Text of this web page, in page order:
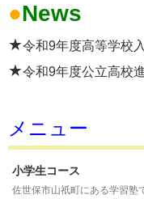
●News
★令和9年度高等学校
★令和9年度公立高校
メニュー
小学生コース
佐世保市山祇町にある学習塾